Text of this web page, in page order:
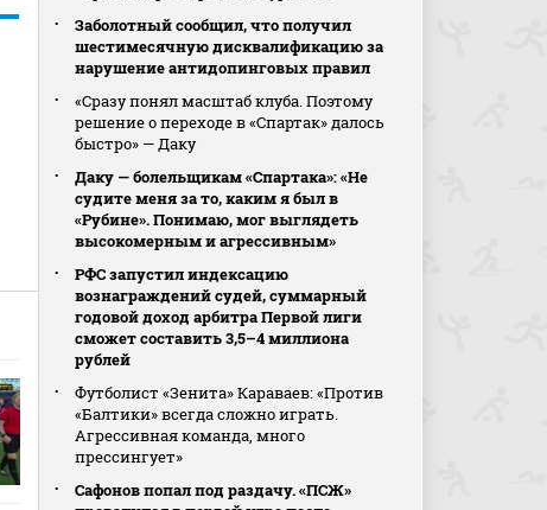
Заболотный сообщил, что получил
шестимесячную дисквалификацию за
нарушение антидопинговых правил
«Сразу понял масштаб клуба. Поэтому
решение о переходе в «Спартак» далось
быстро» — Даку
Даку — болельщикам «Спартака»: «Не
судите меня за то, каким я был в
«Рубине». Понимаю, мог выглядеть
высокомерным и агрессивным»
РФС запустил индексацию
вознаграждений судей, суммарный
годовой доход арбитра Первой лиги
сможет составить 3,5–4 миллиона
рублей
Футболист «Зенита» Караваев: «Против
«Балтики» всегда сложно играть.
Агрессивная команда, много
прессингует»
Сафонов попал под раздачу. «ПСЖ»